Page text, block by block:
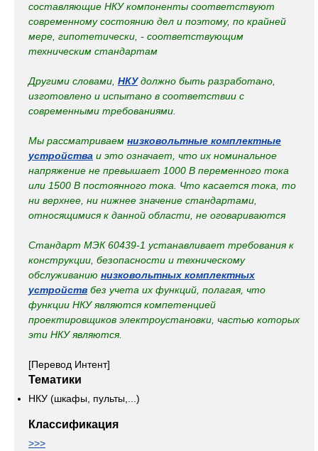
составляющие НКУ компоненты соответствуют
современному состоянию дел и поэтому, по крайней
мере, гипотетически, - соответствующим
техническим стандартам
Другими словами, НКУдолжно быть разработано,
изготовлено и испытано в соответствии с
современными требованиями.
Мы рассматриваем низковольтные комплектные
устройства и это означает, что их номинальное
напряжение не превышает 1000 В переменного тока
или 1500 В постоянного тока. Что касается тока, то
ни верхнее, ни нижнее значение стандартами,
относящимися к данной области, не оговариваются
Стандарт МЭК 60439-1 устанавливает требования к
конструкции, безопасности и техническому
обслуживанию низковольтных комплектных
устройств без учета их функций, полагая, что
функции НКУ являются компетенцией
проектировщиков электроустановки, частью которых
эти НКУ являются.
[Перевод Интент]
Тематики
НКУ (шкафы, пульты,...)
Классификация
>>>